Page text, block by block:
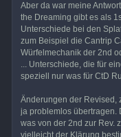
Aber da war meine
the Dreaming gibt es als
Unterschiede bei den
zum Beispiel die Cantrip
Würfelmechanik der 2nd
... Unterschiede, die für
speziell nur was für CtD
Änderungen der Revised,
ja problemlos übertragen.
was von der 2nd zur Rev.